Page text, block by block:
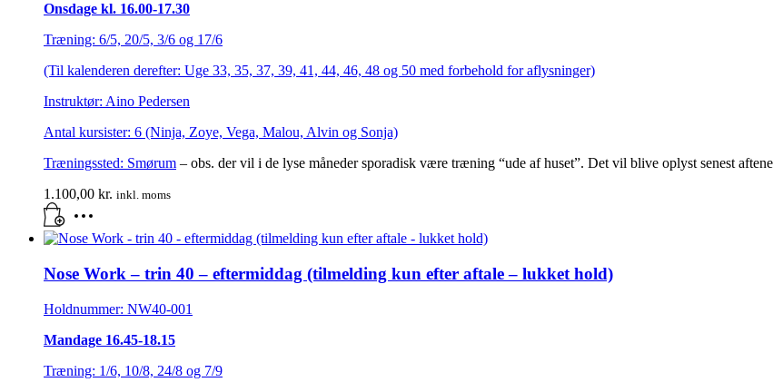
Onsdage kl. 16.00-17.30
Træning: 6/5, 20/5, 3/6 og 17/6
(Til kalenderen derefter: Uge 33, 35, 37, 39, 41, 44, 46, 48 og 50 med forbehold for aflysninger)
Instruktør: Aino Pedersen
Antal kursister: 6 (Ninja, Zoye, Vega, Malou, Alvin og Sonja)
Træningssted: Smørum – obs. der vil i de lyse måneder sporadisk være træning “ude af huset”. Det vil blive oplyst senest
1.100,00 kr. inkl. moms
Nose Work – trin 40 – eftermiddag (tilmelding kun efter aftale – lukket hold)
Holdnummer: NW40-001
Mandage 16.45-18.15
Træning: 1/6, 10/8, 24/8 og 7/9